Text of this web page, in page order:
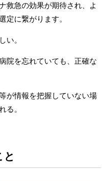
救急の効果が期待され、よ
定に繋がります。
い。
院を忘れていても、正確な
が情報を把握していない場
る。
と